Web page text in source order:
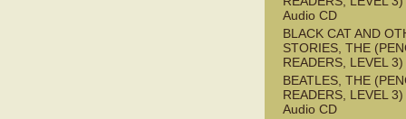
Audio CD
BLACK CAT AND
STORIES, THE
READERS, LEVEL
BEATLES, THE
READERS, LEVEL
Audio CD